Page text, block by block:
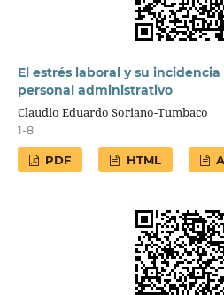
El estrés laboral y su
personal administrativo
Claudio Eduardo Soriano-Tumbaco
1-8
PDF HTML